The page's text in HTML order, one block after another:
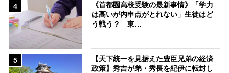
4
《首都圏高校受験の最新事情》「学力
は高いが内申点がとれない」生徒はど
う戦う？ 東…
5
【天下統一を見据えた豊臣兄弟の経済
政策】秀吉が弟・秀長を紀伊に転封し